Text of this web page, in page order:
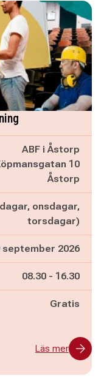
ABF i Åstorp
10
Åstorp
onsdagar,
torsdagar)
september 2026
Pågår mellan
08.30 - och
16.30
Gratis
Läs mer